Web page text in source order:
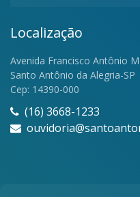
Localização
Avenida Francisco Antônio
Santo Antônio da Alegria-SP
Cep: 14390-000
(16) 3668-1233